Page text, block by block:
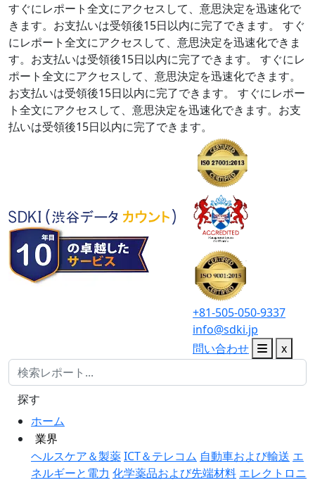
すぐにレポート全文にアクセスして、意思決定を迅速化で
きます。お支払いは受領後15日以内に完了できます。
すぐ
にレポート全文にアクセスして、意思決定を迅速化できま
す。お支払いは受領後15日以内に完了できます。
すぐにレ
ポート全文にアクセスして、意思決定を迅速化できます。
お支払いは受領後15日以内に完了できます。
すぐにレポー
ト全文にアクセスして、意思決定を迅速化できます。お支
払いは受領後15日以内に完了できます。
+81-505-050-9337
info@sdki.jp
問い合わせ
x
ホーム
業界
ヘルスケア＆製薬ICT＆テレコム 自動車および輸送 エ
ネルギーと電力 化学薬品および先端材料 エレクトロニ
探す